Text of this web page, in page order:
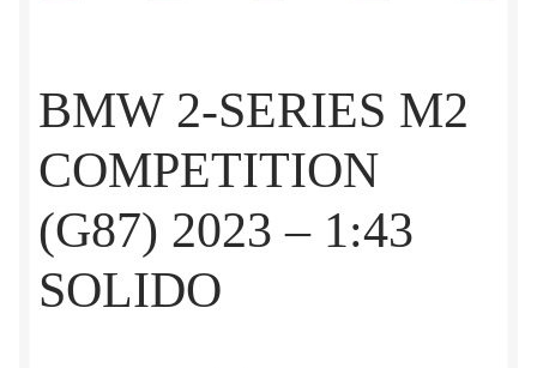
BMW 2-SERIES M2
COMPETITION
(G87) 2023 – 1:43
SOLIDO